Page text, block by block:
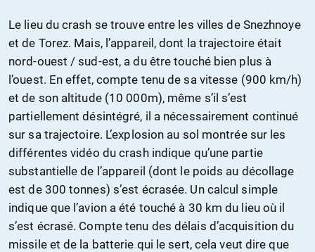
Le lieu du crash se trouve entre les villes de Snezhnoye
et de Torez. Mais, l’appareil, dont la trajectoire était
nord-ouest / sud-est, a du être touché bien plus à
l’ouest. En effet, compte tenu de sa vitesse (900 km/h)
et de son altitude (10 000m), même s’il s’est
partiellement désintégré, il a nécessairement continué
sur sa trajectoire. L’explosion au sol montrée sur les
différentes vidéo du crash indique qu’une partie
substantielle de l’appareil (dont le poids au décollage
est de 300 tonnes) s’est écrasée. Un calcul simple
indique que l’avion a été touché à 30 km du lieu où il
s’est écrasé. Compte tenu des délais d’acquisition du
missile et de la batterie qui le sert, cela veut dire que